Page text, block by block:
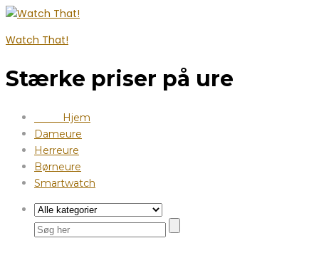
Watch That!
Stærke priser på ure
Hjem
Dameure
Herreure
Børneure
Smartwatch